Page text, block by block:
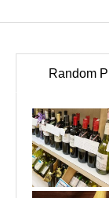
Random